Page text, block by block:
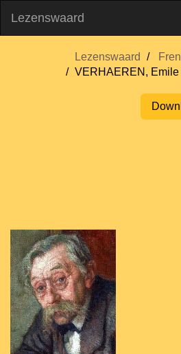
Lezenswaard
Lezenswaard
VERHAEREN, Emile